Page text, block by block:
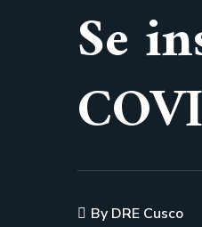
Se
By DRE Cusco